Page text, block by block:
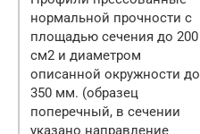
нормальной прочности с
площадью сечения до 200
см2 и диаметром
описанной окружности до
350 мм. (образец
поперечный, в сечении
указано направление